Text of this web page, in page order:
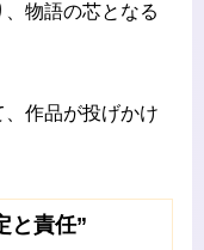
物語の芯となる
作品が投げかけ
と責任”